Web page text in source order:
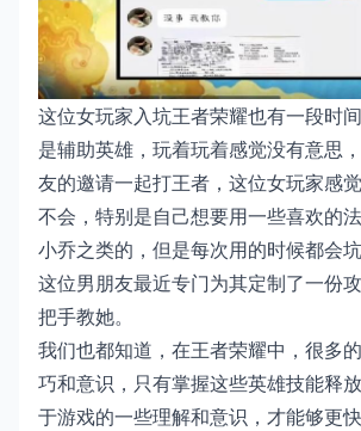
这位女玩家入坑王者荣耀也有一段时
是辅助英雄，玩着玩着感觉没有意思
友的邀请一起打王者，这位女玩家感
不会，特别是自己想要用一些喜欢的
小乔之类的，但是每次用的时候都会
这位男朋友最近专门为其定制了一份
把手教她。
我们也都知道，在王者荣耀中，很多
巧和意识，只有掌握这些英雄技能释
于游戏的一些理解和意识，才能够更